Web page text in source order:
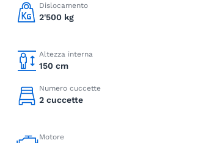
Dislocamento
2'500 kg
Altezza interna
150 cm
Numero cuccette
2 cuccette
Motore